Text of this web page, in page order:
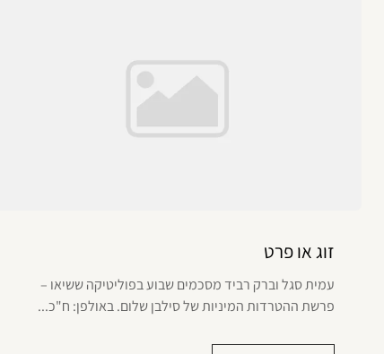
זוג או פרט
עמית סגל וברק רביד מסכמים שבוע בפוליטיקה ששיאו –
פרשת ההטרדות המיניות של סילבן שלום. באולפן: ח"כ...